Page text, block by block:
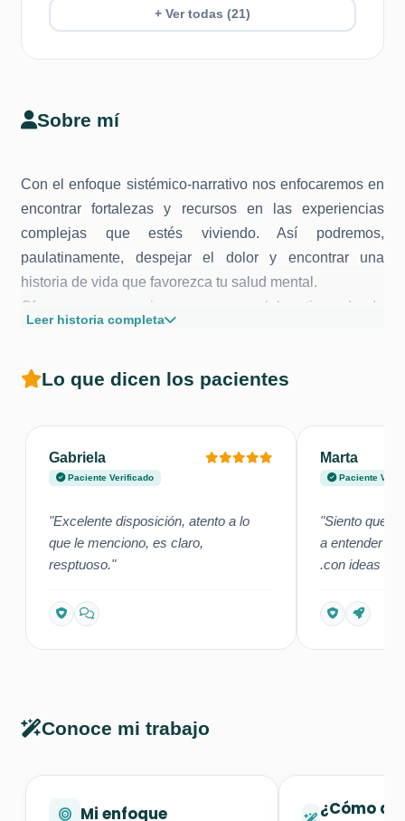
Sobre mí
Con el enfoque sistémico-narrativo nos enfocaremos en
encontrar fortalezas y recursos en las experiencias
complejas que estés viviendo. Así podremos,
paulatinamente, despejar el dolor y encontrar una
historia de vida que favorezca tu salud mental.
Ofrezco un espacio seguro y colaborativo, donde
trabajaremos juntxs para lograr las metas que te
Leer historia completa
Lo que dicen los pacientes
Gabriela
Paciente Verificado
"Excelente disposición, atento a lo
que le menciono, es claro,
resptuoso."
Marta
Paciente
"Siento que
a entender el
.con ideas
Conoce mi trabajo
Mi enfoque
¿Cómo
+ Ver todas (21)